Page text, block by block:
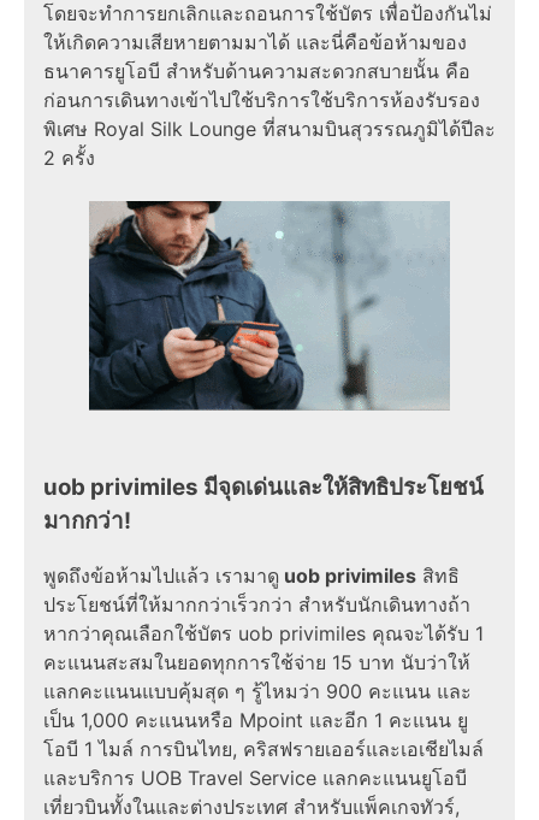
โดยจะทำการยกเลิกและถอนการใช้บัตร เพื่อป้องกันไม่
ให้เกิดความเสียหายตามมาได้ และนี่คือข้อห้ามของ
ธนาคารยูโอบี สำหรับด้านความสะดวกสบายนั้น คือ
ก่อนการเดินทางเข้าไปใช้บริการใช้บริการห้องรับรอง
พิเศษ Royal Silk Lounge ที่สนามบินสุวรรณภูมิได้ปีละ
2 ครั้ง
uob privimiles มีจุดเด่นและให้สิทธิประโยชน์
มากกว่า!
พูดถึงข้อห้ามไปแล้ว เรามาดู uob privimiles สิทธิ
ประโยชน์ที่ให้มากกว่าเร็วกว่า สำหรับนักเดินทางถ้า
หากว่าคุณเลือกใช้บัตร uob privimiles คุณจะได้รับ 1
คะแนนสะสมในยอดทุกการใช้จ่าย 15 บาท นับว่าให้
แลกคะแนนแบบคุ้มสุด ๆ รู้ไหมว่า 900 คะแนน และ
เป็น 1,000 คะแนนหรือ Mpoint และอีก 1 คะแนน ยู
โอบี 1 ไมล์ การบินไทย, คริสฟรายเออร์และเอเชียไมล์
และบริการ UOB Travel Service แลกคะแนนยูโอบี
เที่ยวบินทั้งในและต่างประเทศ สำหรับแพ็คเกจทัวร์,